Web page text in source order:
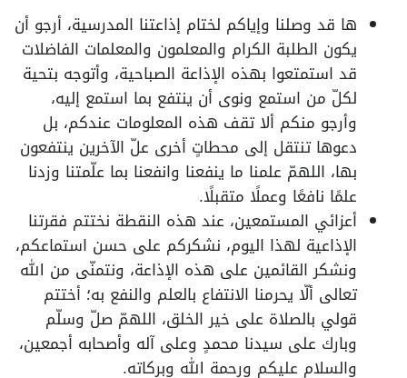
ها قد وصلنا وإياكم لختام إذاعتنا المدرسية، أرجو أن
يكون الطلبة الكرام والمعلمون والمعلمات الفاضلات
قد استمتعوا بهذه الإذاعة الصباحية، وأتوجه بتحية
لكلّ من استمع ونوى أن ينتفع بما استمع إليه،
وأرجو منكم ألا تقف هذه المعلومات عندكم، بل
دعوها تنتقل إلى محطاتٍ أخرى علّ الآخرين ينتفعون
بها، اللهمّ علمنا ما ينفعنا وانفعنا بما علّمتنا وزدنا
علمًا نافعًا وعملًا متقبلًا.
أعزائي المستمعين، عند هذه النقطة نختتم فقرتنا
الإذاعية لهذا اليوم، نشكركم على حسن استماعكم،
ونشكر القائمين على هذه الإذاعة، ونتمنّى من الله
تعالى ألّا يحرمنا الانتفاع بالعلم والنفع به؛ أختتم
قولي بالصلاة على خير الخلق، اللهمّ صلّ وسلّم
وبارك على سيدنا محمدٍ وعلى آله وأصحابه أجمعين،
والسلام عليكم ورحمة الله وبركاته.